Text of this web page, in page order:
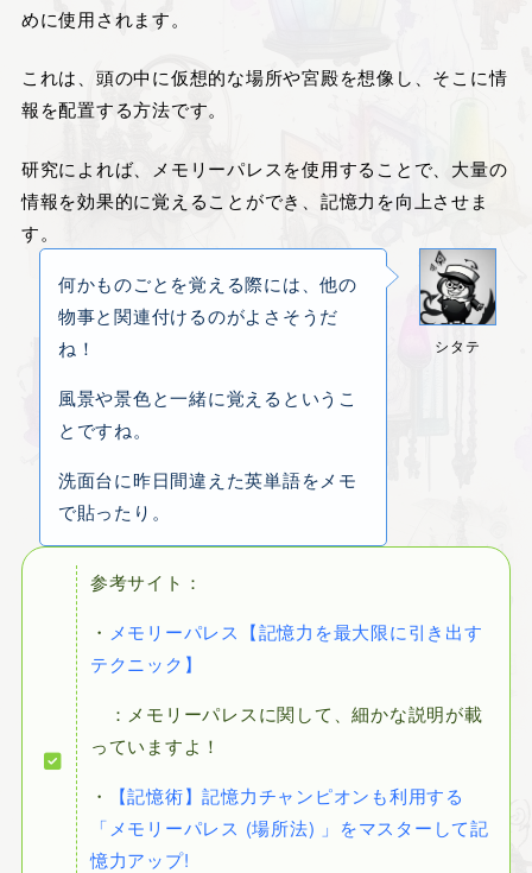
めに使用されます。
これは、頭の中に仮想的な場所や宮殿を想像し、そこに情
報を配置する方法です。
研究によれば、メモリーパレスを使用することで、大量の
情報を効果的に覚えることができ、記憶力を向上させま
す。
シタテ
何かものごとを覚える際には、他の
物事と関連付けるのがよさそうだ
ね！
風景や景色と一緒に覚えるというこ
とですね。
洗面台に昨日間違えた英単語をメモ
で貼ったり。
参考サイト：
・ メモリーパレス【記憶力を最大限に引き出す
テクニック】
：メモリーパレスに関して、細かな説明が載
っていますよ！
・
【記憶術】記憶力チャンピオンも利用する
「メモリーパレス (場所法) 」をマスターして記
憶力アップ!